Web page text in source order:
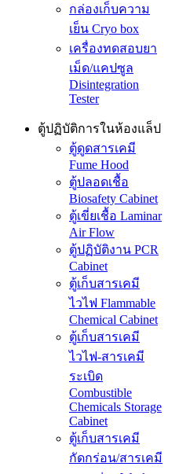
กล่องเก็บความ
เย็น Cryo box
เครื่องทดสอบยา
เม็ด/แคปซูล
Disintegration
Tester
ตู้ปฏิบัติการในห้องแล็ป
ตู้ดูดสารเคมี
Fume Hood
ตู้ปลอดเชื้อ
Biosafety Cabinet
ตู้เขี่ยเชื้อ Laminar
Air Flow
ตู้ปฏิบัติงาน PCR
Cabinet
ตู้เก็บสารเคมี
ไวไฟ Flammable
Chemical Cabinet
ตู้เก็บสารเคมี
ไวไฟ-สารเคมี
ระเบิด
Combustible
Chemicals Storage
Cabinet
ตู้เก็บสารเคมี
กัดกร่อน/สารเคมี